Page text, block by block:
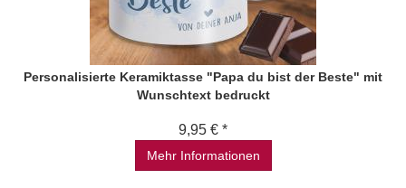
Personalisierte Keramiktasse "Papa du bist der Beste" mit
Wunschtext bedruckt
9,95 € *
Mehr Informationen